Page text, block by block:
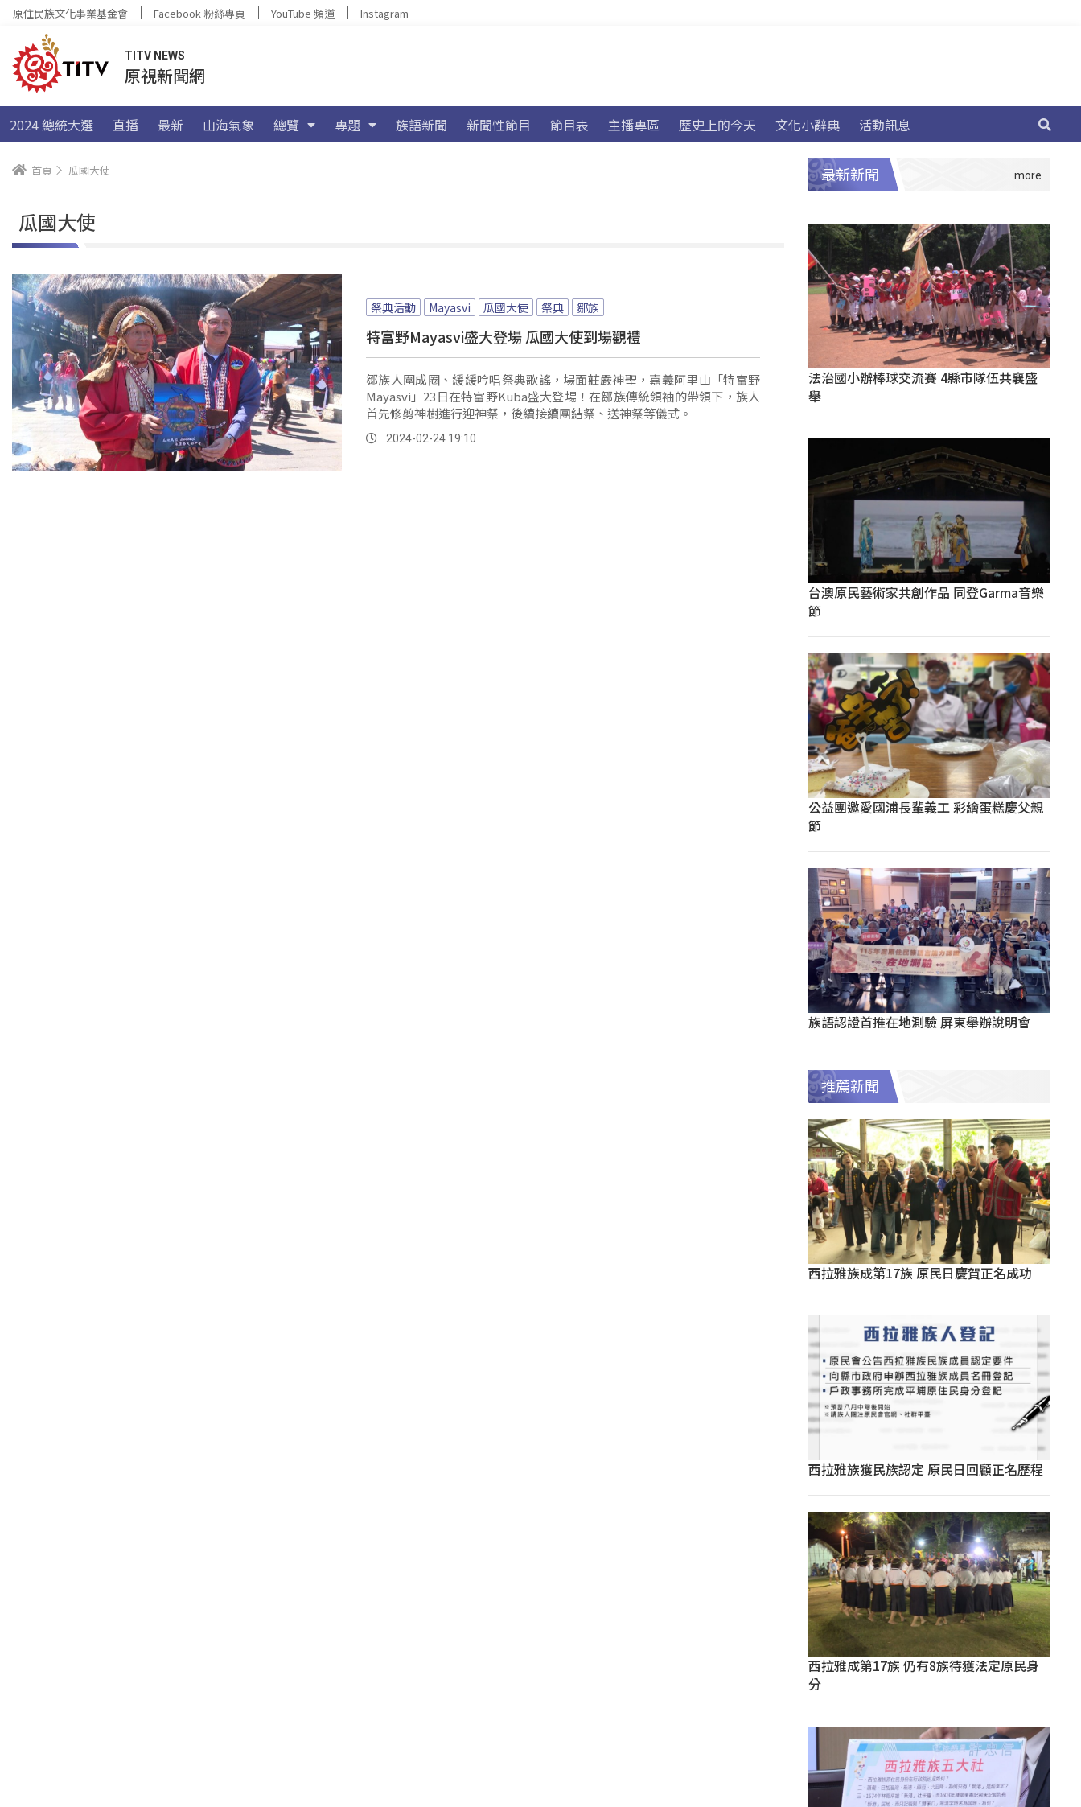
原住民族文化事業基金會 Facebook 粉絲專頁 YouTube 頻道 Instagram
TITV NEWS
原視新聞網
2024 總統大選 直播 最新 山海氣象 總覽 專題 族語新聞 新聞性節目 節目表 主播專區 歷史上的今天 文化小辭典 活動訊息
首頁 瓜國大使
瓜國大使
祭典活動 Mayasvi 瓜國大使 祭典 鄒族
特富野Mayasvi盛大登場 瓜國大使到場觀禮
鄒族人圍成圈、緩緩吟唱祭典歌謠，場面莊嚴神聖，嘉義阿里山「特富野
Mayasvi」23日在特富野Kuba盛大登場！在鄒族傳統領袖的帶領下，族人
首先修剪神樹進行迎神祭，後續接續團結祭、送神祭等儀式。
2024-02-24 19:10
最新新聞
法治國小辦棒球交流賽 4縣市隊伍共襄盛
舉
台澳原民藝術家共創作品 同登Garma音樂
節
公益團邀愛國浦長輩義工 彩繪蛋糕慶父親
節
族語認證首推在地測驗 屏東舉辦說明會
推薦新聞
西拉雅族成第17族 原民日慶賀正名成功
西拉雅族獲民族認定 原民日回顧正名歷程
西拉雅成第17族 仍有8族待獲法定原民身
分